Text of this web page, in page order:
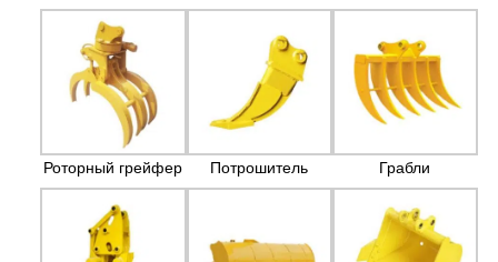
Роторный грейфер Потрошитель Грабли